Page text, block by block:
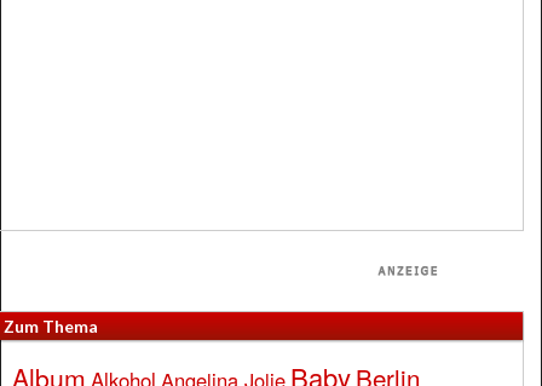
Zum Thema
Album Alkohol Angelina Jolie BabyBerlin